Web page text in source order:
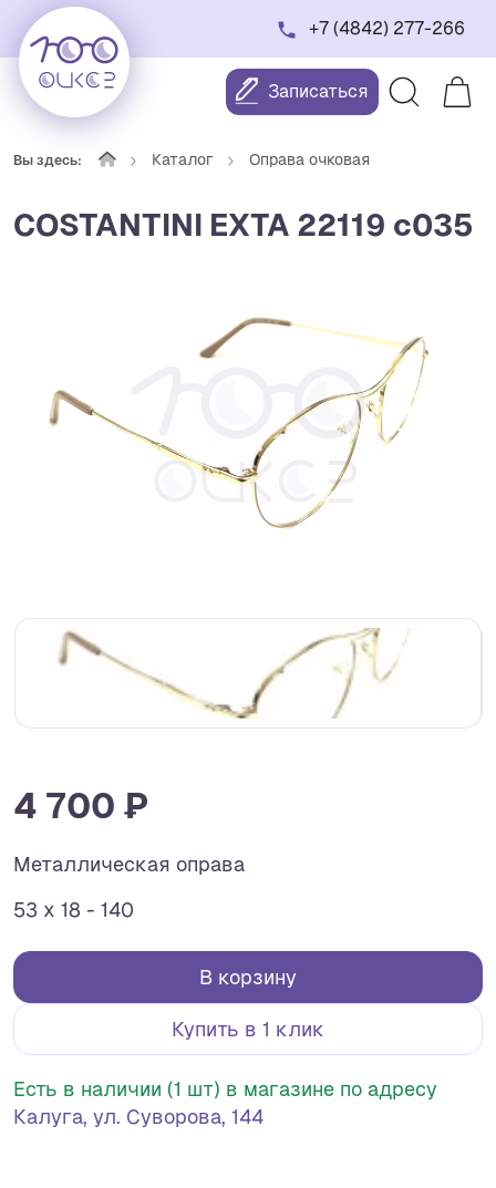
+7 (4842) 277-266
Записаться
Вы здесь: Каталог Оправа очковая
COSTANTINI EXTA 22119 с035
4 700 ₽
Металлическая оправа
53 x 18 - 140
В корзину
Купить в 1 клик
Есть в наличии (1 шт) в магазине по адресу
Калуга, ул. Суворова, 144